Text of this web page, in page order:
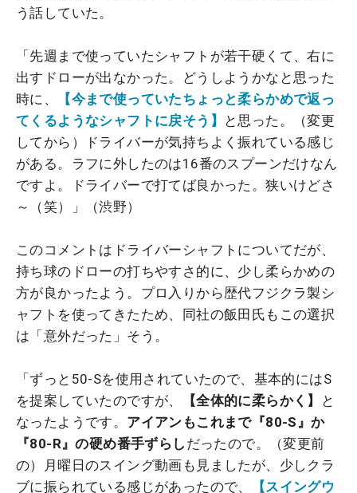
う話していた。
「先週まで使っていたシャフトが若干硬くて、右に
出すドローが出なかった。どうしようかなと思った
時に、
【今まで使っていたちょっと柔らかめで返っ
てくるようなシャフトに戻そう】
と思った。（変更
してから）ドライバーが気持ちよく振れている感じ
がある。ラフに外したのは16番のスプーンだけなん
ですよ。ドライバーで打てば良かった。狭いけどさ
～（笑）」（渋野）
このコメントはドライバーシャフトについてだが、
持ち球のドローの打ちやすさ的に、少し柔らかめの
方が良かったよう。プロ入りから歴代フジクラ製シ
ャフトを使ってきたため、同社の飯田氏もこの選択
は「意外だった」そう。
「ずっと50-Sを使用されていたので、基本的にはS
を提案していたのですが、
【全体的に柔らかく】
と
なったようです。 アイアンもこれまで『80-S』か
『80-R』の硬め番手ずらし だったので。（変更前
の）月曜日のスイング動画も見ましたが、少しクラ
ブに振られている感じがあったので、
【スイングウ